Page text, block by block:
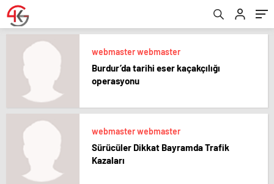
webmaster webmaster
Burdur’da tarihi eser kaçakçılığı
operasyonu
webmaster webmaster
Sürücüler Dikkat Bayramda Trafik
Kazaları